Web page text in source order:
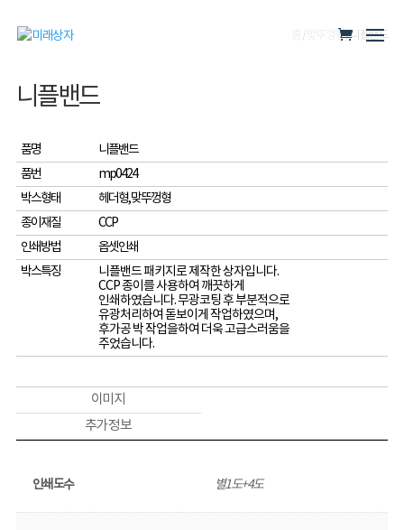
/ 맞뚜껑형/ 니플밴드
니플밴드
품명
니플밴드
품번
mp0424
박스형태
헤더형, 맞뚜껑형
종이재질
CCP
인쇄방법
옵셋인쇄
박스특징
니플밴드 패키지로 제작한 상자입니다.
CCP 종이를 사용하여 깨끗하게
인쇄하였습니다. 무광코팅 후 부분적으로
유광처리하여 돋보이게 작업하였으며,
후가공 박 작업을하여 더욱 고급스러움을
주었습니다.
이미지
추가 정보
인쇄도수 별1도+4도